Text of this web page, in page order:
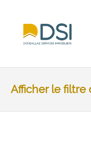
Afficher le filtre